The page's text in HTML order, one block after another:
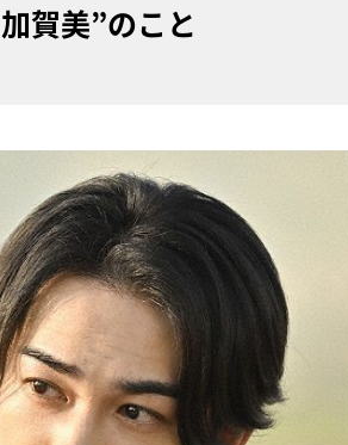
賀美”のこと